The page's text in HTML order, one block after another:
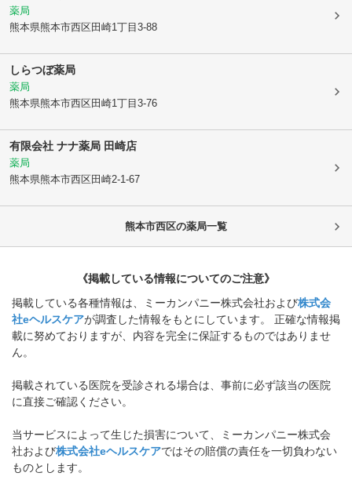
薬局
熊本県熊本市西区 田崎1丁目3-88
しらつぼ薬局
薬局
熊本県熊本市西区 田崎1丁目3-76
有限会社 ナナ薬局 田崎店
薬局
熊本県熊本市西区 田崎2-1-67
熊本市西区の薬局一覧
《掲載している情報についてのご注意》
掲載している各種情報は、ミーカンパニー株式会社および株式会
社eヘルスケアが調査した情報をもとにしています。 正確な情報掲
載に努めておりますが、内容を完全に保証するものではありませ
ん。
掲載されている医院を受診される場合は、事前に必ず該当の医院
に直接ご確認ください。
当サービスによって生じた損害について、ミーカンパニー株式会
社および株式会社eヘルスケアではその賠償の責任を一切負わない
ものとします。